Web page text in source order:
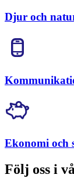
Djur och
Ekonomi och
Följ oss i